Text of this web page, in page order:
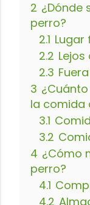
2 ¿Dónde
perro?
2.1 Lugar
2.2
2.3
3
la comida
3.1
3.2
4 ¿Cómo
perro?
4.1
4.2